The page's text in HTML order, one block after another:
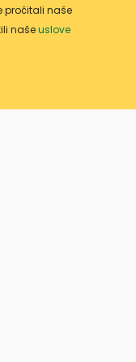
pročitali naše
našeuslove